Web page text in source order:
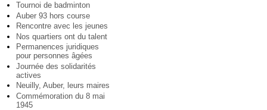
Tournoi de badminton
Auber 93 hors course
Rencontre avec les jeunes
Nos quartiers ont du talent
Permanences juridiques
pour personnes âgées
Journée des solidarités
actives
Neuilly, Auber, leurs maires
Commémoration du 8 mai
1945